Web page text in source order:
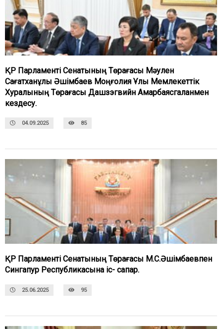
ҚР Парламенті Сенатының Төрағасы Мәулен
Сағатханұлы Әшімбаев Моңғолия Ұлы Мемлекеттік
Хуралының Төрағасы Дашзэгвийн Амарбаясгаланмен
кездесу.
04.09.2025 85
ҚР Парламенті Сенатының Төрағасы М.С.Әшімбаевпен
Сингапур Республикасына іс- сапар.
25.06.2025 95